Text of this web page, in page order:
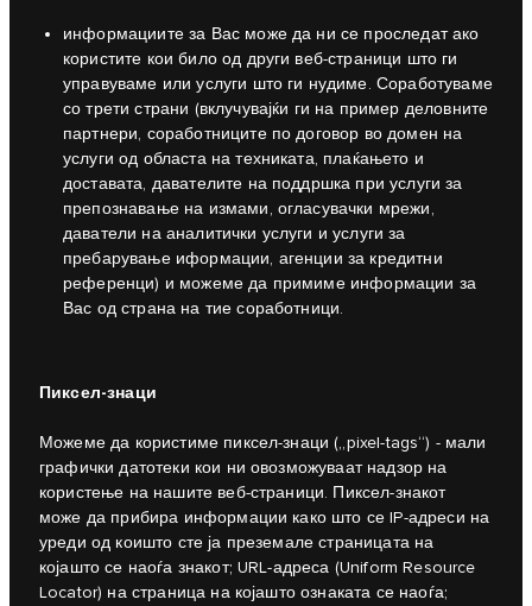
информациите за Вас може да ни се проследат ако
користите кои било од други веб-страници што ги
управуваме или услуги што ги нудиме. Соработуваме
со трети страни (вклучувајќи ги на пример деловните
партнери, соработниците по договор во домен на
услуги од областа на техниката, плаќањето и
доставата, давателите на поддршка при услуги за
препознавање на измами, огласувачки мрежи,
даватели на аналитички услуги и услуги за
пребарување иформации, агенции за кредитни
референци) и можеме да примиме информации за
Вас од страна на тие соработници.
Пиксел-знаци
Можеме да користиме пиксел-знаци („pixel-tags“) - мали
графички датотеки кои ни овозможуваат надзор на
користење на нашите веб-страници. Пиксел-знакот
може да прибира информации како што се IP-адреси на
уреди од коишто сте ја преземале страницата на
којашто се наоѓа знакот; URL-адреса (Uniform Resource
Locator) на страница на којашто ознаката се наоѓа;